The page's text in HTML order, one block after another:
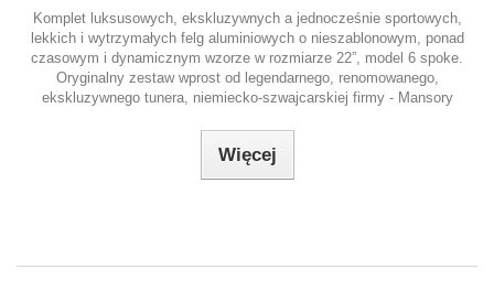
Komplet luksusowych, ekskluzywnych a jednocześnie sportowych,
lekkich i wytrzymałych felg aluminiowych o nieszablonowym, ponad
czasowym i dynamicznym wzorze w rozmiarze 22”, model 6 spoke.
Oryginalny zestaw wprost od legendarnego, renomowanego,
ekskluzywnego tunera, niemiecko-szwajcarskiej firmy - Mansory
Więcej